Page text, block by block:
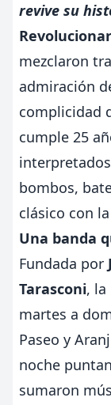
revive su
mezclaron
admiración
complicidad
cumple 25
bombos,
clásico con
Una banda
Fundada por
Tarasconi, la
martes a
Paseo y
noche
sumaron